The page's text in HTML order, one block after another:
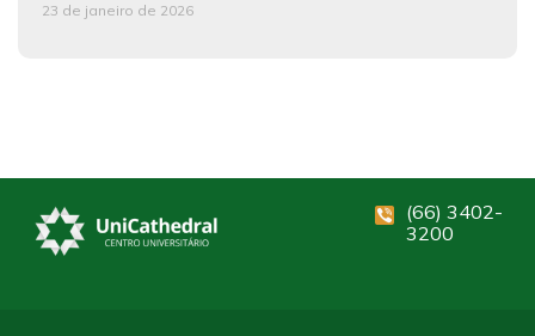
23 de janeiro de 2026
(66) 3402-
3200